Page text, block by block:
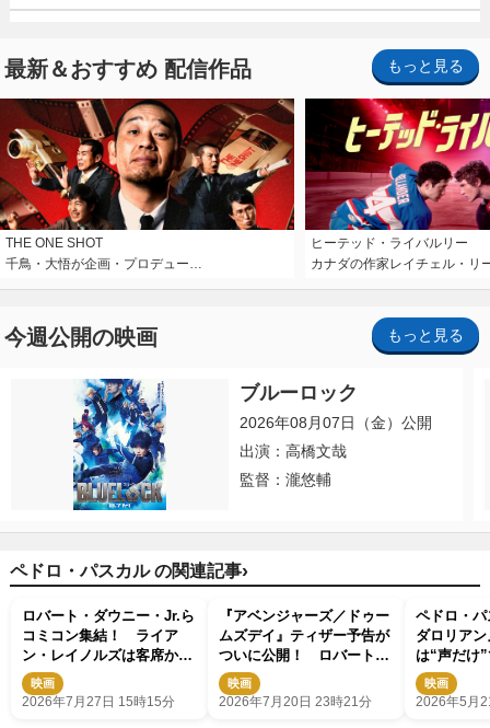
最新＆おすすめ 配信作品 もっと見る
THE ONE SHOT
千鳥・大悟が企画・プロデュー…
ヒーテッド・ライバルリー
カナダの作家レイチェル・リ
今週公開の映画 もっと見る
ブルーロック
2026年08月07日（金）公開
出演：高橋文哉
監督：瀧悠輔
ペドロ・パスカル の関連記事›
ロバート・ダウニー・Jr.ら
コミコン集結！ ライア
ン・レイノルズは客席から
乱入 『アベンジャーズ／
ドゥームズデイ』新ビジュ
映画
2026年7月27日 15時15分
『アベンジャーズ／ドゥー
ムズデイ』ティザー予告が
ついに公開！ ロバート・
ダウニー・Jr.演じるドクタ
ー・ドゥームが姿現す
映画
2026年7月20日 23時21分
ペドロ・
ダロリア
は“声だけ
久しぶり
映画
2026年5月